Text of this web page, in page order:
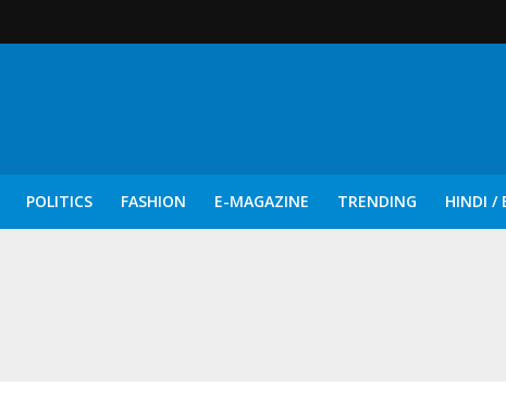
POLITICS FASHION E-MAGAZINE TRENDING HINDI /